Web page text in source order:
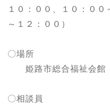
１０：００、１０：００
～１２：００）
〇場所
姫路市総合福祉会
〇相談員